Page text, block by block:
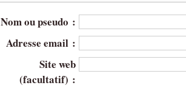
Nom ou pseudo :
Adresse email :
Site web
(facultatif) :